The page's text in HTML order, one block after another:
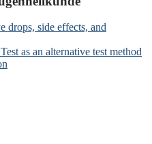
drops, side effects, and
as an alternative test method